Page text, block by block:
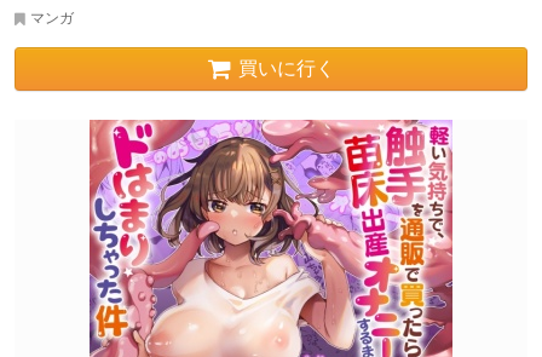
マンガ
買いに行く